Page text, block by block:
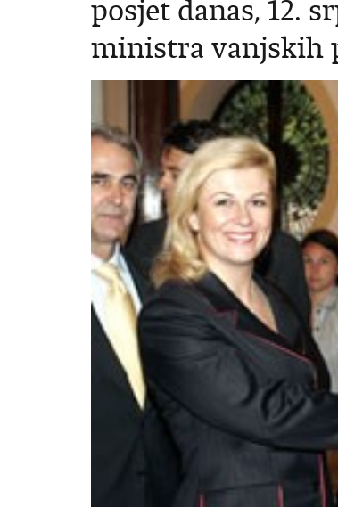
posjet danas, 12.
ministra vanjskih